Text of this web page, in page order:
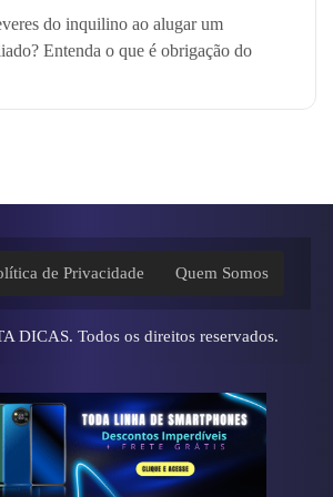
do inquilino ao alugar um
Entenda o que é obrigação do
de Privacidade Quem Somos
DICAS. Todos os direitos reservados.